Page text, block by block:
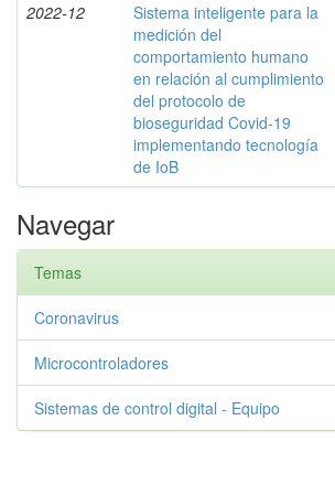
2022-12
Sistema inteligente para la
medición del
comportamiento humano
en relación al cumplimiento
del protocolo de
bioseguridad Covid-19
implementando tecnología
de IoB
Navegar
Temas
Coronavirus
Microcontroladores
Sistemas de control digital - Equipo